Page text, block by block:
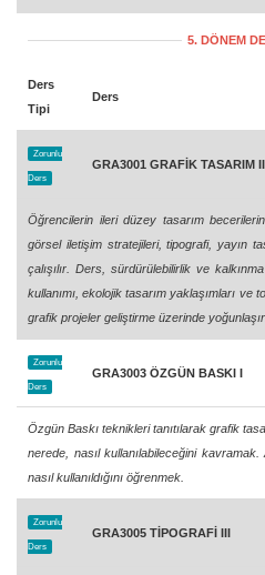
5. DÖNEM
Ders
Tipi
Ders
Zorunlu
Ders
GRA3001 GRAFİK TASARIM
Öğrencilerin ileri düzey tasarım
görsel iletişim stratejileri, tipografi, yayın
çalışılır. Ders, sürdürülebilirlik ve
kullanımı, ekolojik tasarım yaklaşımları ve
grafik projeler geliştirme üzerinde yoğunlaşır.
Zorunlu
Ders
GRA3003 ÖZGÜN BASKI I
Özgün Baskı teknikleri tanıtılarak grafik
nerede, nasıl kullanılabileceğini
nasıl kullanıldığını öğrenmek.
Zorunlu
Ders
GRA3005 TİPOGRAFİ III